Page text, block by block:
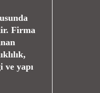
Firma
ve yapı